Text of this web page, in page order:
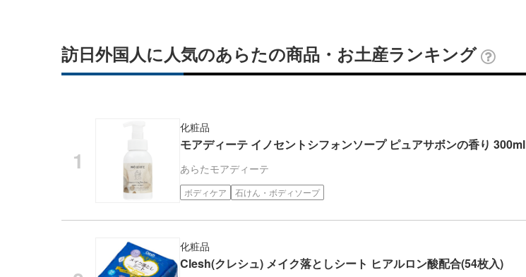
追
加
訪日外国人に人気のあらたの商品・お土産ランキング
化粧品
モアディーテ イノセントシフォンソープ ピュアサボンの香り 300ml
あらたモアディーテ
ボディケア 石けん・ボディソープ
化粧品
Clesh(クレシュ) メイク落としシート ヒアルロン酸配合(54枚入)